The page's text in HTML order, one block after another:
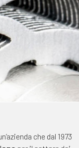
che dal 1973